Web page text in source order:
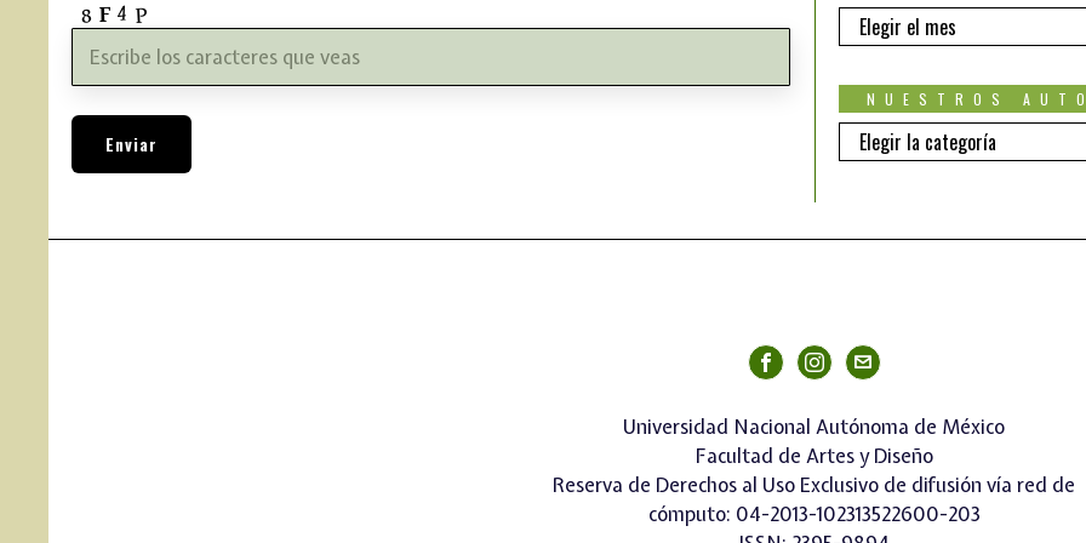
EDICIONES
NUESTROS
Nuestros
autores
Universidad Nacional Autónoma de México
Facultad de Artes y Diseño
Reserva de Derechos al Uso Exclusivo de difusión vía red de
cómputo: 04-2013-102313522600-203